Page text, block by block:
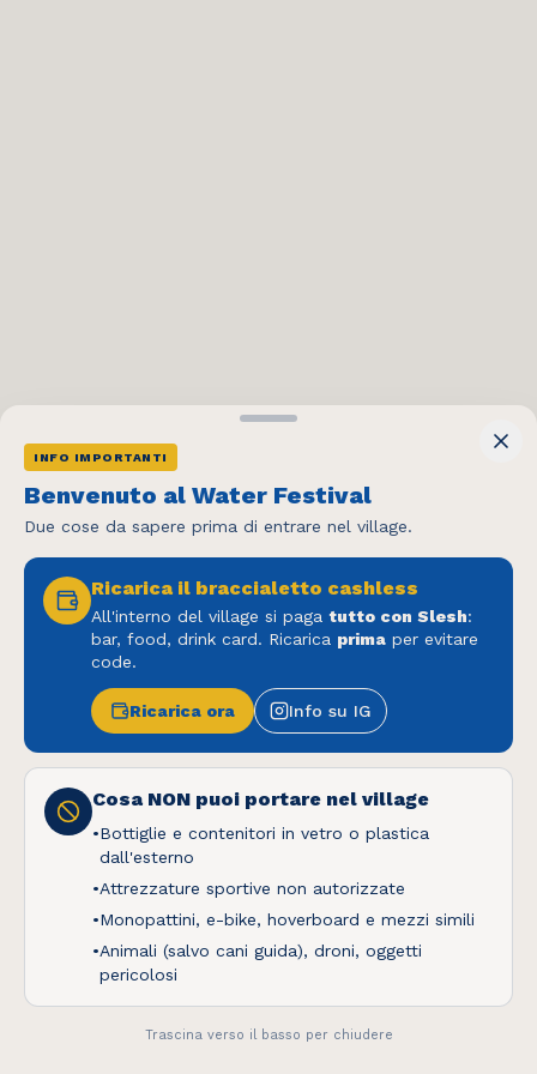
consenso, cookie di profilazione per migliorare
la tua esperienza. Puoi accettare tutti i cookie o
personalizzare le tue preferenze.
Scopri di più e personalizza
Solo essenziali
Accetta tutti
404
Torna alla Home
INFO IMPORTANTI
Benvenuto al Water Festival
Due cose da sapere prima di entrare nel village.
Ricarica il braccialetto cashless
All'interno del village si paga tutto con Slesh:
bar, food, drink card. Ricarica prima per evitare
code.
Ricarica ora Info su IG
Cosa NON puoi portare nel village
•Bottiglie e contenitori in vetro o plastica
dall'esterno
•Attrezzature sportive non autorizzate
•Monopattini, e-bike, hoverboard e mezzi simili
•Animali (salvo cani guida), droni, oggetti
pericolosi
Trascina verso il basso per chiudere